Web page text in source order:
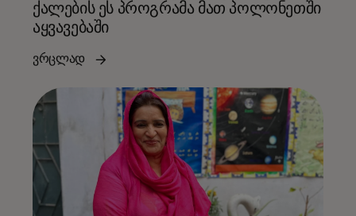
ქალების ეს პროგრამა მათ პოლონეთში
აყვავებაში
ვრცლად